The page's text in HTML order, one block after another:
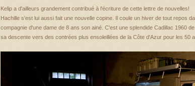
Kelip a d'ailleurs grandement contribué à l'écriture de cette lettre de nouvelles!
Hachille s'est lui aussi fait une nouvelle copine. Il coule un hiver de tout repos
compagnie d'une dame de 8 ans son ainé. C'est une splendide Cadillac 1960
sa descente vers des contrées plus ensoleillées de la Côte d'Azur pour les 50